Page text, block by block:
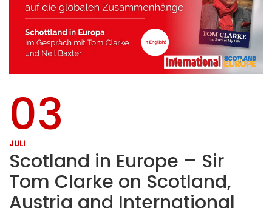
03
JULI
Scotland in Europe – Sir
Tom Clarke on Scotland,
Austria and International